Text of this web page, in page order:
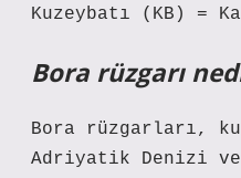
Kuzeybatı (KB) =
Bora rüzgarı
Bora rüzgarları,
Adriyatik Denizi ve